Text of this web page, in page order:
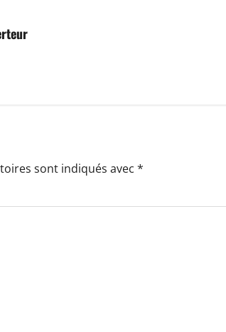
sont indiqués avec *